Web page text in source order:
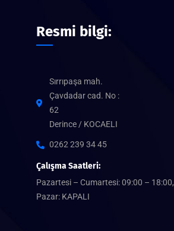
Resmi bilgi:
Sırrıpaşa mah.
Çavdadar cad. No :
62
Derince / KOCAELI
0262 239 34 45
Çalışma Saatleri:
Pazartesi – Cumartesi: 09:00 – 18:00,
Pazar: KAPALI